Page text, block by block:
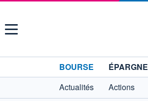
Menu
BOURSE ÉPARGNE
Actualités
Actions